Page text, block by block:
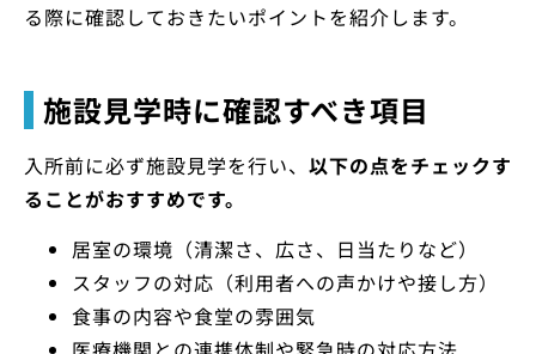
る際に確認しておきたいポイントを紹介します。
施設見学時に確認すべき項目
入所前に必ず施設見学を行い、 以下の点をチェックす
ることがおすすめです。
居室の環境（清潔さ、広さ、日当たりなど）
スタッフの対応（利用者への声かけや接し方）
食事の内容や食堂の雰囲気